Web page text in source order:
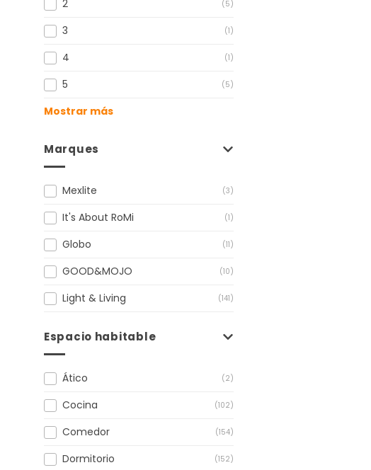
2 (5)
3 (1)
4 (1)
5 (5)
Mostrar más
Marques
Mexlite (3)
It's About RoMi (1)
Globo (11)
GOOD&MOJO (10)
Light & Living (141)
Espacio habitable
Ático (2)
Cocina (102)
Comedor (154)
Dormitorio (152)